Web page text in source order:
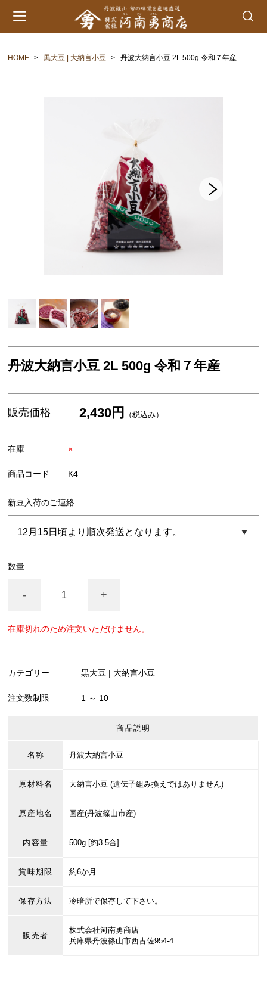
黒大豆 | 大納言小豆
スイーツ・お菓子
お歳暮ギフト
HOME 黒大豆 | 大納言小豆 丹波大納言小豆 2L 500g 令和７年産
丹波大納言小豆 2L 500g 令和７年産
販売価格 2,430円 （税込み）
在庫 ×
商品コード K4
新豆入荷のご連絡
数量
- +
在庫切れのため注文いただけません。
カテゴリー 黒大豆 | 大納言小豆
注文数制限 1 ～ 10
商品説明
名称 丹波大納言小豆
原材料名 大納言小豆 (遺伝子組み換えではありません)
原産地名 国産(丹波篠山市産)
内容量 500g [約3.5合]
賞味期限 約6か月
保存方法 冷暗所で保存して下さい。
販売者
株式会社河南勇商店
兵庫県丹波篠山市西古佐954-4